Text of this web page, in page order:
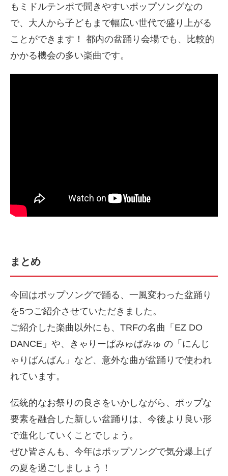
もミドルテンポで聞きやすいポップソングなの
で、大人から子どもまで幅広い世代で盛り上がる
ことができます！ 都内の盆踊り会場でも、比較的
かかる機会の多い楽曲です。
まとめ
今回はポップソングで踊る、一風変わった盆踊り
を5つご紹介させていただきました。
ご紹介した楽曲以外にも、TRFの名曲「EZ DO
DANCE」や、きゃりーぱみゅぱみゅ の「にんじ
ゃりばんばん」など、意外な曲が盆踊りで使われ
れています。
伝統的なお祭りの良さをいかしながら、ポップな
要素を融合した新しい盆踊りは、今後より良い形
で進化していくことでしょう。
ぜひ皆さんも、今年はポップソングで気分爆上げ
の夏を過ごしましょう！